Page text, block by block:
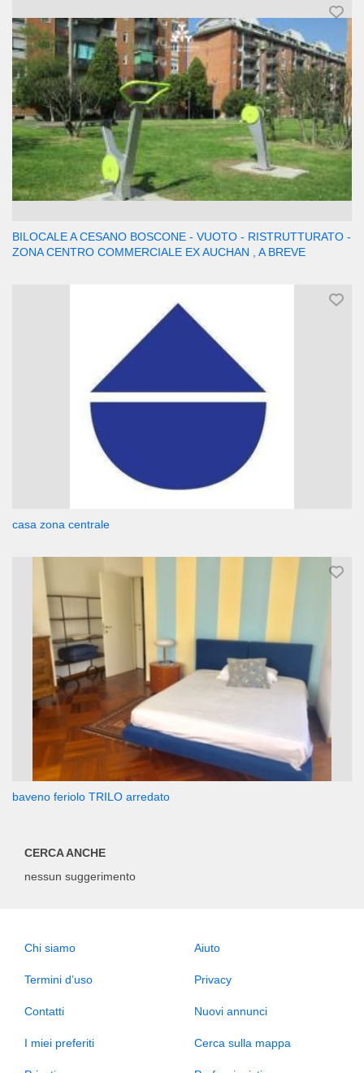
BILOCALE A CESANO BOSCONE - VUOTO - RISTRUTTURATO -
ZONA CENTRO COMMERCIALE EX AUCHAN , A BREVE
casa zona centrale
baveno feriolo TRILO arredato
CERCA ANCHE
nessun suggerimento
Chi siamo Aiuto
Termini d’uso Privacy
Contatti Nuovi annunci
I miei preferiti Cerca sulla mappa